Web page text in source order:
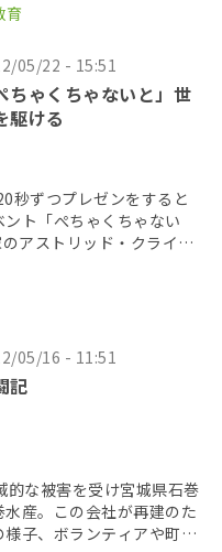
育
05/22 - 15:51
ちゃくちゃないと」世
駆ける
秒ずつプレゼンをすると
ト「ぺちゃくちゃない
アストリッド・クライン
ラックス（ […]
05/16 - 11:51
記
な被害を受け宮城県石巻
産。この会社が再建のた
子、ボランティア­や町の